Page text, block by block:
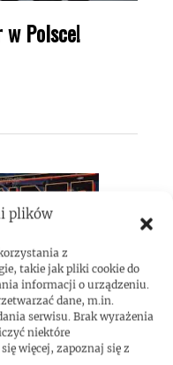
plików
z
takie jak pliki cookie do
informacji o urządzeniu.
dane, m.in.
serwisu. Brak wyrażenia
niektóre
więcej, zapoznaj się z
Polsce!